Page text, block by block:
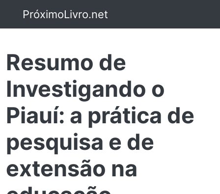
PróximoLivro.net
Resumo de
Investigando o
Piauí: a prática de
pesquisa e de
extensão na